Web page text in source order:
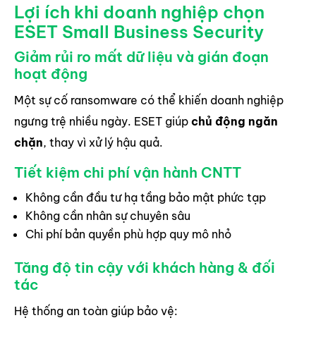
Lợi ích khi doanh nghiệp chọn
ESET Small Business Security
Giảm rủi ro mất dữ liệu và gián đoạn
hoạt động
Một sự cố ransomware có thể khiến doanh nghiệp
ngưng trệ nhiều ngày. ESET giúp chủ động ngăn
chặn, thay vì xử lý hậu quả.
Tiết kiệm chi phí vận hành CNTT
Không cần đầu tư hạ tầng bảo mật phức tạp
Không cần nhân sự chuyên sâu
Chi phí bản quyền phù hợp quy mô nhỏ
Tăng độ tin cậy với khách hàng & đối
tác
Hệ thống an toàn giúp bảo vệ: